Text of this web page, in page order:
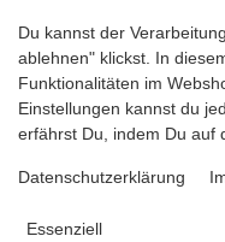
Du kannst der
ablehnen" klickst. In
Funktionalitäten im
Einstellungen kannst du
erfährst Du, indem Du auf
Datenschutzerklärung
Essenziell